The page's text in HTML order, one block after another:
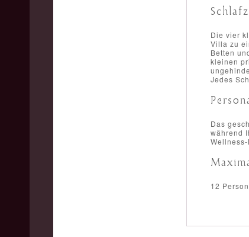
Die vier
Villa zu
Betten
kleinen
Jedes
Das
während
12